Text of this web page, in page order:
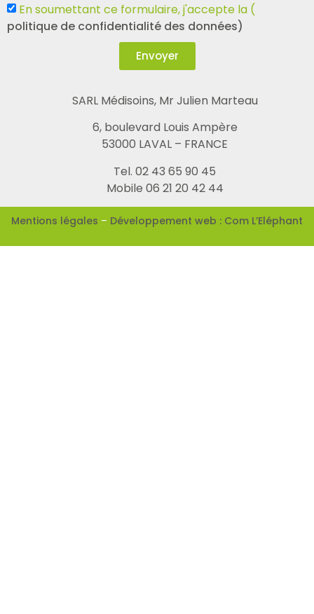
En soumettant ce formulaire, j'accepte la (
politique de confidentialité des données)
Envoyer
SARL Médisoins, Mr Julien Marteau
6, boulevard Louis Ampère
53000 LAVAL – FRANCE
Tel. 02 43 65 90 45
Mobile 06 21 20 42 44
Mentions légales – Développement web : Com L’Eléphant